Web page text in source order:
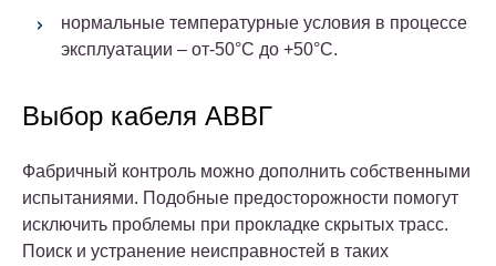
нормальные температурные условия в процессе
эксплуатации – от-50°C до +50°C.
Выбор кабеля АВВГ
Фабричный контроль можно дополнить собственными
испытаниями. Подобные предосторожности помогут
исключить проблемы при прокладке скрытых трасс.
Поиск и устранение неисправностей в таких